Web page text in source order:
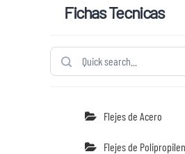
Fichas Tecnicas
Flejes de Acero
Flejes de